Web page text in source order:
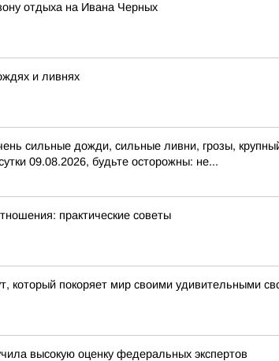
отдыха на Ивана Черных
и ливнях
сильные дожди, сильные ливни, грозы,
09.08.2026, будьте осторожны: не...
практические советы
который покоряет мир своими удивительными
высокую оценку федеральных экспертов